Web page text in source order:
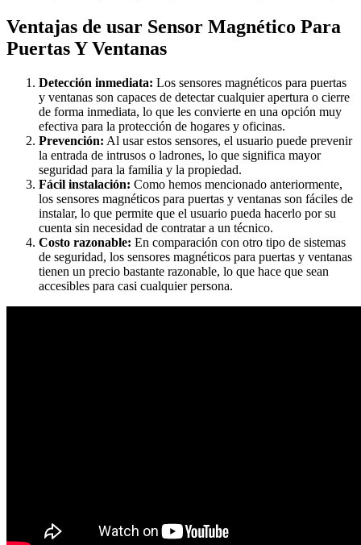
Ventajas de usar Sensor Magnético Para
Puertas Y Ventanas
Detección inmediata: Los sensores magnéticos para puertas
y ventanas son capaces de detectar cualquier apertura o cierre
de forma inmediata, lo que les convierte en una opción muy
efectiva para la protección de hogares y oficinas.
Prevención: Al usar estos sensores, el usuario puede prevenir
la entrada de intrusos o ladrones, lo que significa mayor
seguridad para la familia y la propiedad.
Fácil instalación: Como hemos mencionado anteriormente,
los sensores magnéticos para puertas y ventanas son fáciles de
instalar, lo que permite que el usuario pueda hacerlo por su
cuenta sin necesidad de contratar a un técnico.
Costo razonable: En comparación con otro tipo de sistemas
de seguridad, los sensores magnéticos para puertas y ventanas
tienen un precio bastante razonable, lo que hace que sean
accesibles para casi cualquier persona.